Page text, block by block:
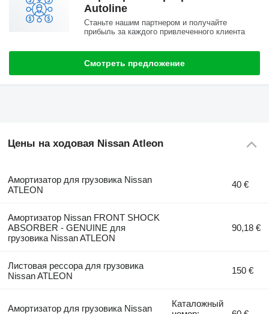
Autoline
Станьте нашим партнером и получайте
прибыль за каждого привлеченного клиента
Смотреть предложение
Цены на ходовая Nissan Atleon
Амортизатор для грузовика Nissan
ATLEON
40 €
Амортизатор Nissan FRONT SHOCK
ABSORBER - GENUINE для
грузовика Nissan ATLEON
90,18 €
Листовая рессора для грузовика
Nissan ATLEON
150 €
Амортизатор для грузовика Nissan
Каталожный